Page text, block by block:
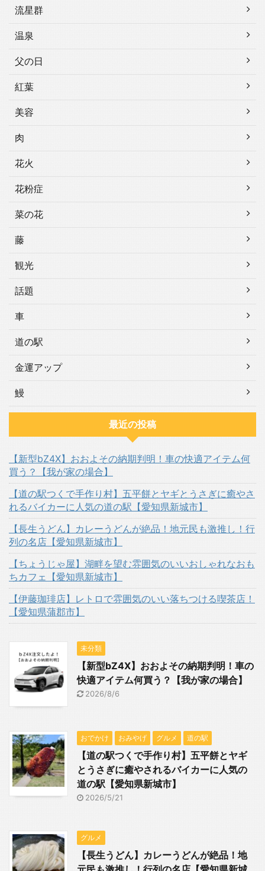
流星群
温泉
父の日
紅葉
美容
肉
花火
花粉症
菜の花
藤
観光
話題
車
道の駅
金運アップ
鰻
最近の投稿
【新型bZ4X】おおよその納期判明！車の快適アイテム何
買う？【我が家の場合】
【道の駅つくで手作り村】五平餅とヤギとうさぎに癒やさ
れるバイカーに人気の道の駅【愛知県新城市】
【長生うどん】カレーうどんが絶品！地元民も激推し！行
列の名店【愛知県新城市】
【ちょうじゃ屋】湖畔を望む雰囲気のいいおしゃれなおも
ちカフェ【愛知県新城市】
【伊藤珈琲店】レトロで雰囲気のいい落ちつける喫茶店！
【愛知県蒲郡市】
未分類
【新型bZ4X】おおよその納期判明！車の
快適アイテム何買う？【我が家の場合】
2026/8/6
おでかけ おみやげ グルメ 道の駅
【道の駅つくで手作り村】五平餅とヤギ
とうさぎに癒やされるバイカーに人気の
道の駅【愛知県新城市】
2026/5/21
グルメ
【長生うどん】カレーうどんが絶品！地